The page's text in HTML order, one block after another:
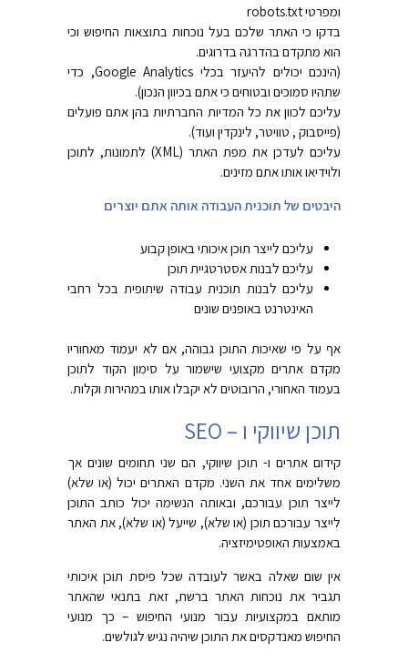
ומפרטי robots.txt
בדקו כי האתר שלכם בעל נוכחות בתוצאות החיפוש וכי
הוא מתקדם בהדרגה בדרוגים.
(הינכם יכולים להיעזר בכלי Google Analytics, כדי
שתהיו סמוכים ובטוחים כי אתם בכיוון הנכון).
עליכם לכוון את כל המדיות החברתיות בהן אתם פועלים
(פייסבוק , טוויטר, לינקדין ועוד).
עליכם לעדכן את מפת האתר (XML) לתמונות, לתוכן
ולוידיאו אותו אתם מזינים.
היבטים של תוכנית העבודה אותה אתם יוצרים
עליכם לייצר תוכן איכותי באופן קבוע
עליכם לבנות אסטרטגיית תוכן
עליכם לבנות תוכנית עבודה שיתופית בכל רחבי
האינטרנט באופנים שונים
אף על פי שאיכות התוכן גבוהה, אם לא יעמוד מאחוריו
מקדם אתרים מקצועי שישמור על סימון הקוד לתוכן
בעמוד האחורי, הרובוטים לא יקבלו אותו במהירות וקלות.
תוכן שיווקי ו – SEO
קידום אתרים ו- תוכן שיווקי, הם שני תחומים שונים אך
משלימים אחד את השני. מקדם האתרים יכול (או שלא)
לייצר תוכן עבורכם, ובאותה הנשימה יכול כותב התוכן
לייצר עבורכם תוכן (או שלא), שייעל (או שלא), את האתר
באמצעות האופטימיזציה.
אין שום שאלה באשר לעובדה שכל פיסת תוכן איכותי
תגביר את נוכחות האתר ברשת, זאת בתנאי שהאתר
מותאם במקצועיות עבור מנועי החיפוש – כך מנועי
החיפוש מאנדקסים את התוכן שיהיה נגיש לגולשים.